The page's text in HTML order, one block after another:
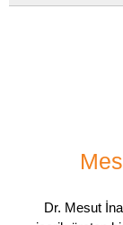
Dr. Mesut